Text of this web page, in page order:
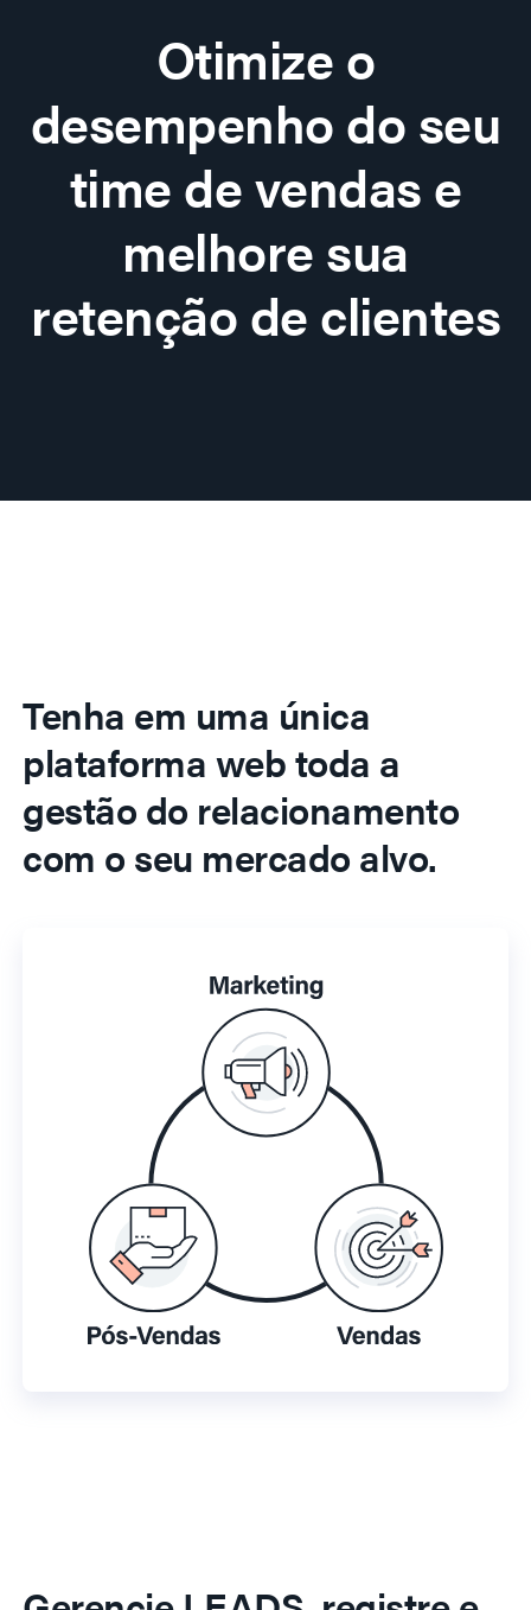
Otimize o
desempenho do seu
time de vendas e
melhore sua
retenção de clientes
Tenha em uma única
plataforma web toda a
gestão do relacionamento
com o seu mercado alvo.